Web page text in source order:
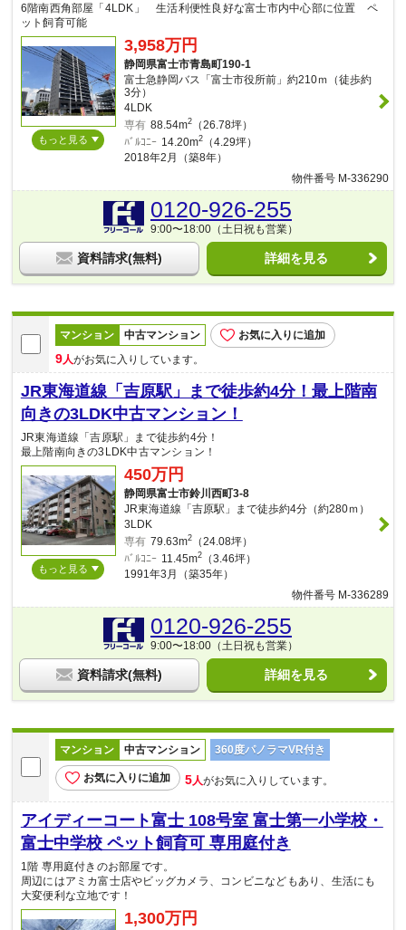
6階南西角部屋「4LDK」 生活利便性良好な富士市内中心部に位置 ペ
ット飼育可能
もっと見る
3,958万円
静岡県富士市青島町190-1
富士急静岡バス「富士市役所前」約210ｍ（徒歩約
3分）
4LDK
専有 88.54m2（26.78坪）
ﾊﾞﾙｺﾆｰ 14.20m2（4.29坪）
2018年2月（築8年）
物件番号 M-336290
0120-926-255
9:00〜18:00（土日祝も営業）
資料請求(無料) 詳細を見る
マンション 中古マンション お気に入りに追加
9人がお気に入りしています。
JR東海道線「吉原駅」まで徒歩約4分！最上階南
向きの3LDK中古マンション！
JR東海道線「吉原駅」まで徒歩約4分！
最上階南向きの3LDK中古マンション！
もっと見る
450万円
静岡県富士市鈴川西町3-8
JR東海道線「吉原駅」まで徒歩約4分（約280ｍ）
3LDK
専有 79.63m2（24.08坪）
ﾊﾞﾙｺﾆｰ 11.45m2（3.46坪）
1991年3月（築35年）
物件番号 M-336289
0120-926-255
9:00〜18:00（土日祝も営業）
資料請求(無料) 詳細を見る
マンション 中古マンション 360度パノラマVR付き
お気に入りに追加 5人がお気に入りしています。
アイディーコート富士 108号室 富士第一小学校・
富士中学校 ペット飼育可 専用庭付き
1階 専用庭付きのお部屋です。
周辺にはアミカ富士店やビッグカメラ、コンビニなどもあり、生活にも
大変便利な立地です！
1,300万円